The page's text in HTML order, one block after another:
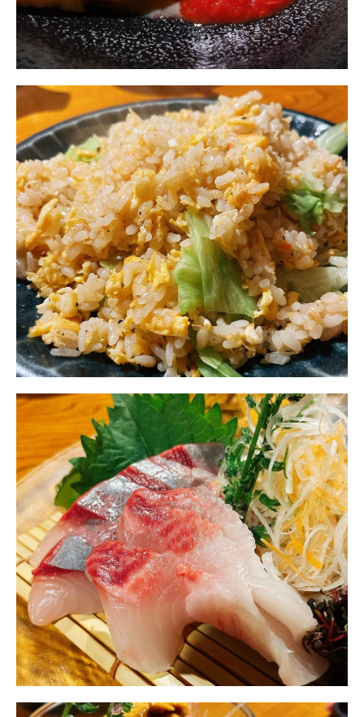
GOODS
KNOWLEDGE
GADGET
RECOMMEND
FORTUNE
FOLLOW RATEHIGHER MAGAZINE
当サイトに掲載の記事・見出し・写真・画像の無断転載を禁じます。
Diters inc. All Rights & Copyrights Reserved.